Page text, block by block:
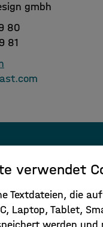
gmbh
80
81
für den
Hier Anmelden
verwendet
Textdateien, die
Laptop, Tablet,